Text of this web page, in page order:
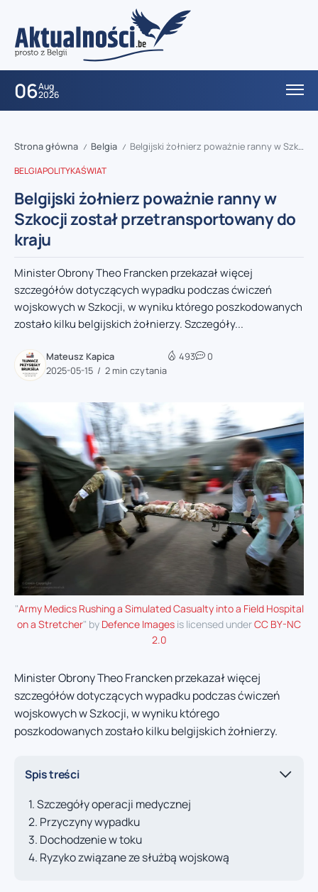
06Aug
2026
Strona główna / Belgia / Belgijski żołnierz poważnie ranny w Szkocji został przetransportowany do kraju
BELGIAPOLITYKAŚWIAT
Belgijski żołnierz poważnie ranny w
Szkocji został przetransportowany do
kraju
Minister Obrony Theo Francken przekazał więcej
szczegółów dotyczących wypadku podczas ćwiczeń
wojskowych w Szkocji, w wyniku którego poszkodowanych
zostało kilku belgijskich żołnierzy. Szczegóły...
Mateusz Kapica
2025-05-15
2 min czytania
493 0
"Army Medics Rushing a Simulated Casualty into a Field Hospital
on a Stretcher" by Defence Images is licensed underCC BY-NC
2.0
Minister Obrony Theo Francken przekazał więcej
szczegółów dotyczących wypadku podczas ćwiczeń
wojskowych w Szkocji, w wyniku którego
poszkodowanych zostało kilku belgijskich żołnierzy.
Spis treści
Szczegóły operacji medycznej
Przyczyny wypadku
Dochodzenie w toku
Ryzyko związane ze służbą wojskową